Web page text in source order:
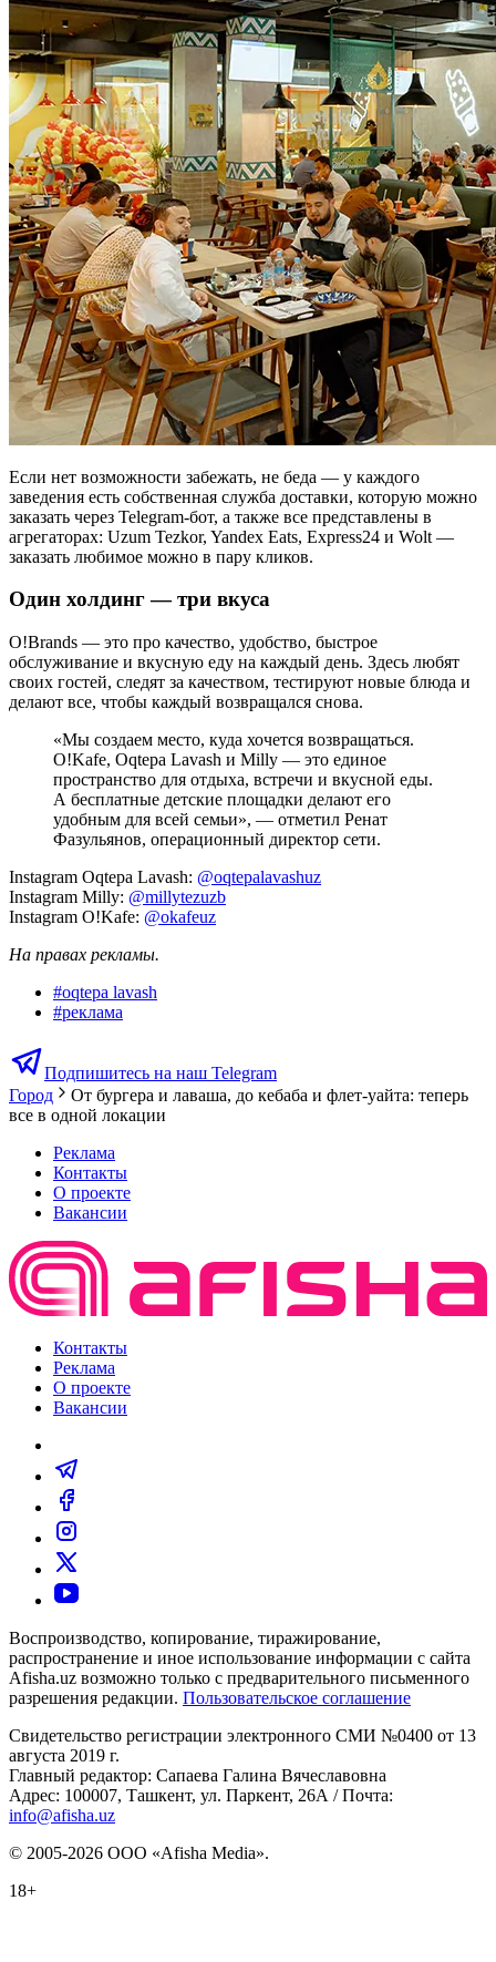
Если нет возможности забежать, не беда — у каждого
заведения есть собственная служба доставки, которую можно
заказать через Telegram-бот, а также все представлены в
агрегаторах: Uzum Tezkor, Yandex Eats, Express24 и Wolt —
заказать любимое можно в пару кликов.
Один холдинг — три вкуса
O!Brands — это про качество, удобство, быстрое
обслуживание и вкусную еду на каждый день. Здесь любят
своих гостей, следят за качеством, тестируют новые блюда и
делают все, чтобы каждый возвращался снова.
«Мы создаем место, куда хочется возвращаться.
O!Kafe, Oqtepa Lavash и Milly — это единое
пространство для отдыха, встречи и вкусной еды.
А бесплатные детские площадки делают его
удобным для всей семьи», — отметил Ренат
Фазульянов, операционный директор сети.
Instagram Oqtepa Lavash: @oqtepalavashuz
Instagram Milly: @millytezuzb
Instagram O!Kafe: @okafeuz
На правах рекламы.
#oqtepa lavash
#реклама
Подпишитесь на наш Telegram
Город
От бургера и лаваша, до кебаба и флет-уайта: теперь
все в одной локации
Реклама
Контакты
О проекте
Вакансии
Контакты
Реклама
О проекте
Вакансии
Воспроизводство, копирование, тиражирование,
распространение и иное использование информации с сайта
Afisha.uz возможно только с предварительного письменного
разрешения редакции. Пользовательское соглашение
Свидетельство регистрации электронного СМИ №0400 от 13
августа 2019 г.
Главный редактор: Сапаева Галина Вячеславовна
Адрес: 100007, Ташкент, ул. Паркент, 26А / Почта:
info@afisha.uz
© 2005-2026 ООО «Afisha Media».
18+